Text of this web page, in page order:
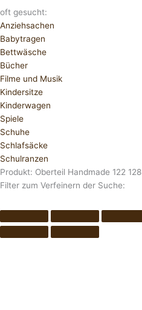
oft gesucht:
Anziehsachen
Babytragen
Bettwäsche
Bücher
Filme und Musik
Kindersitze
Kinderwagen
Spiele
Schuhe
Schlafsäcke
Schulranzen
Produkt: Oberteil Handmade 122 128
Filter zum Verfeinern der Suche: